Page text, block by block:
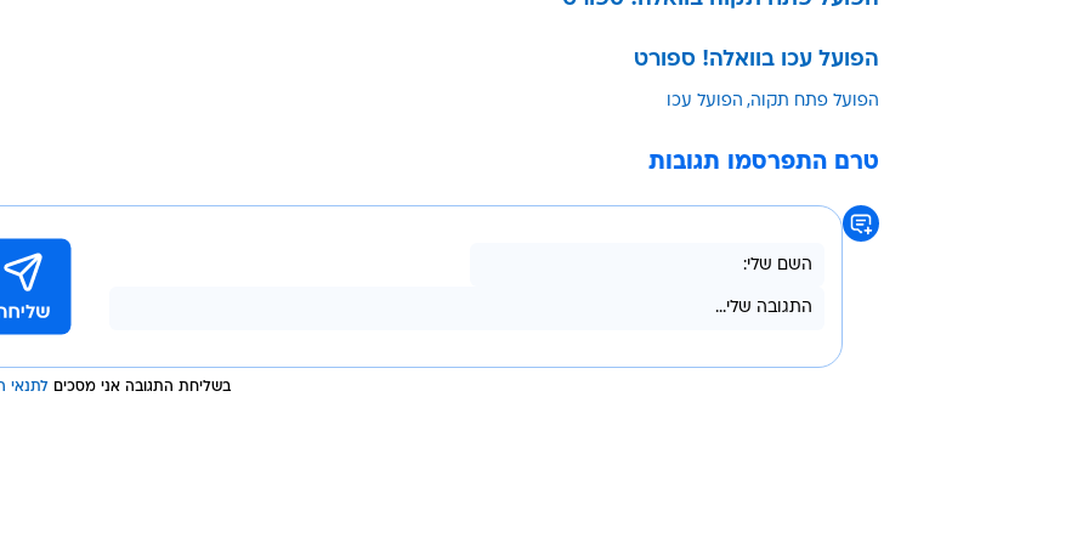
הפועל עכו בוואלה! ספורט
הפועל פתח תקוה הפועל עכו
טרם התפרסמו תגובות
בשליחת התגובה אני מסכים לתנאי